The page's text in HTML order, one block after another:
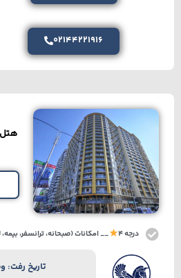
02144221916
درجه 4 __ امکانات (صبحانه، ترانسفر، بیمه،
تاریخ رفت: